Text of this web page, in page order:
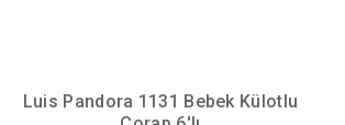
Luis Pandora 1131 Bebek Külotlu